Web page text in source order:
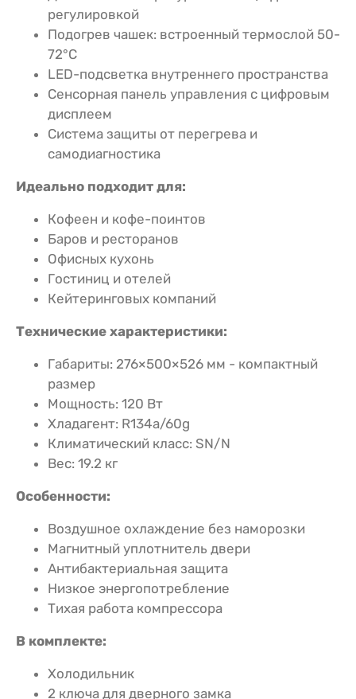
регулировкой
Подогрев чашек: встроенный термослой 50-
72°C
LED-подсветка внутреннего пространства
Сенсорная панель управления с цифровым
дисплеем
Система защиты от перегрева и
самодиагностика
Идеально подходит для:
Кофеен и кофе-поинтов
Баров и ресторанов
Офисных кухонь
Гостиниц и отелей
Кейтеринговых компаний
Технические характеристики:
Габариты: 276×500×526 мм - компактный
размер
Мощность: 120 Вт
Хладагент: R134a/60g
Климатический класс: SN/N
Вес: 19.2 кг
Особенности:
Воздушное охлаждение без наморозки
Магнитный уплотнитель двери
Антибактериальная защита
Низкое энергопотребление
Тихая работа компрессора
В комплекте:
Холодильник
2 ключа для дверного замка